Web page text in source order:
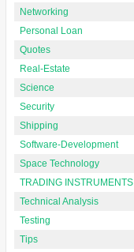
Networking
Personal Loan
Quotes
Real-Estate
Science
Security
Shipping
Software-Development
Space Technology
TRADING INSTRUMENTS
Technical Analysis
Testing
Tips